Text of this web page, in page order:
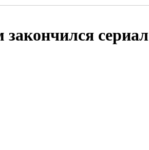
закончился сериал